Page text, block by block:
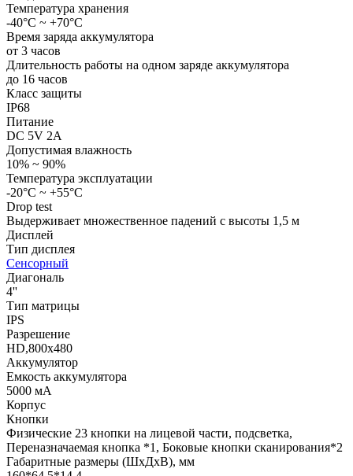
Температура хранения
-40°С ~ +70°С
Время заряда аккумулятора
от 3 часов
Длительность работы на одном заряде аккумулятора
до 16 часов
Класс защиты
IP68
Питание
DC 5V 2A
Допустимая влажность
10% ~ 90%
Температура эксплуатации
-20°C ~ +55°C
Drop test
Выдерживает множественное падений с высоты 1,5 м
Дисплей
Тип дисплея
Сенсорный
Диагональ
4''
Тип матрицы
IPS
Разрешение
HD,800x480
Аккумулятор
Емкость аккумулятора
5000 мА
Корпус
Кнопки
Физические 23 кнопки на лицевой части, подсветка,
Переназначаемая кнопка *1, Боковые кнопки сканирования*2
Габаритные размеры (ШхДхВ), мм